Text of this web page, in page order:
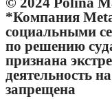
*Компания
социальными
по решению
признана
деятельность
запрещена